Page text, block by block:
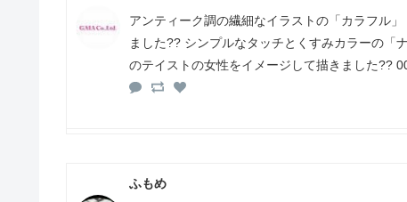
アンティーク調の繊細なイラストの「カラフル
ました?? シンプルなタッチとくすみカラーの「
のテイストの女性をイメージして描きました??
ふもめ